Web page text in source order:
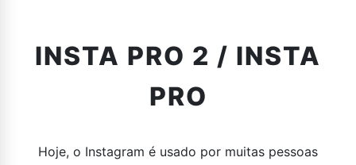
INSTA PRO 2 / INSTA
PRO
Hoje, o Instagram é usado por muitas pessoas